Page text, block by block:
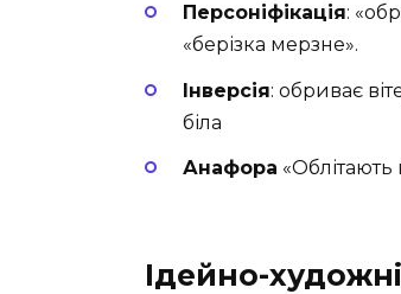
Персоніфікація:
«берізка мерзне».
Інверсія: обриває
біла
Анафора «Облітають
Ідейно-